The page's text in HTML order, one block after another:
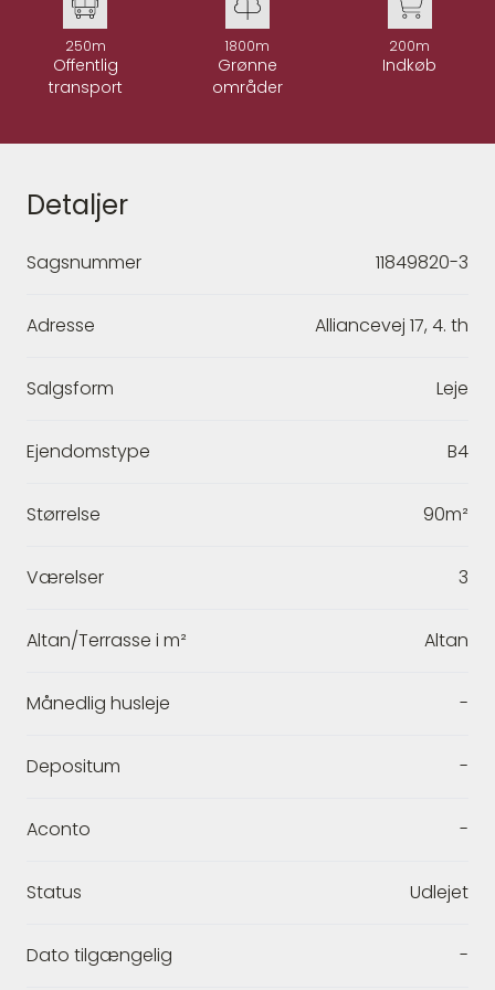
250m
Offentlig
transport
1800m
Grønne
områder
200m
Indkøb
Detaljer
Sagsnummer 11849820-3
Adresse Alliancevej 17, 4. th
Salgsform Leje
Ejendomstype B4
Størrelse 90m²
Værelser 3
Altan/Terrasse i m² Altan
Månedlig husleje -
Depositum -
Aconto -
Status Udlejet
Dato tilgængelig -